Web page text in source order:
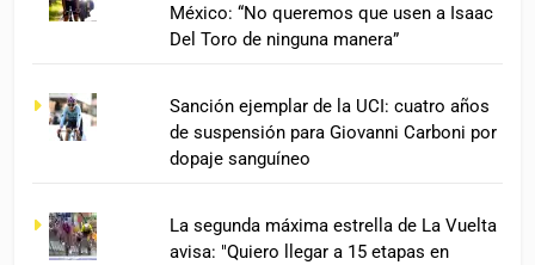
México: “No queremos que usen a Isaac
Del Toro de ninguna manera”
Sanción ejemplar de la UCI: cuatro años
de suspensión para Giovanni Carboni por
dopaje sanguíneo
La segunda máxima estrella de La Vuelta
avisa: "Quiero llegar a 15 etapas en